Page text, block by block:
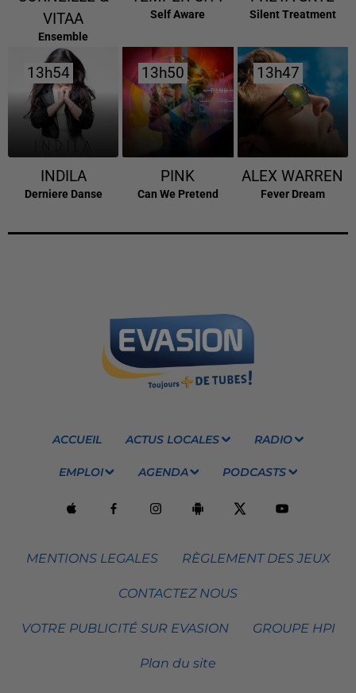
VITAA
Ensemble
Self Aware Silent Treatment
13h54
13h54
INDILA
Derniere Danse
13h50
13h50
PINK
Can We Pretend
13h47
13h47
ALEX WARREN
Fever Dream
ACCUEIL ACTUS LOCALES RADIO
EMPLOI AGENDA PODCASTS
MENTIONS LEGALES RÈGLEMENT DES JEUX
CONTACTEZ NOUS
VOTRE PUBLICITÉ SUR EVASION GROUPE HPI
Plan du site